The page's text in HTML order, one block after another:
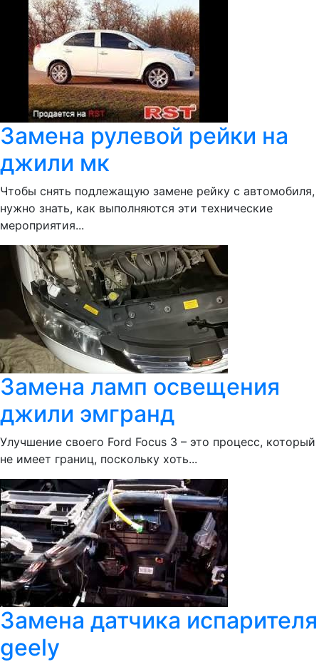
Замена рулевой рейки на
джили мк
Чтобы снять подлежащую замене рейку с автомобиля,
нужно знать, как выполняются эти технические
мероприятия...
Замена ламп освещения
джили эмгранд
Улучшение своего Ford Focus 3 – это процесс, который
не имеет границ, поскольку хоть...
Замена датчика испарителя
geely